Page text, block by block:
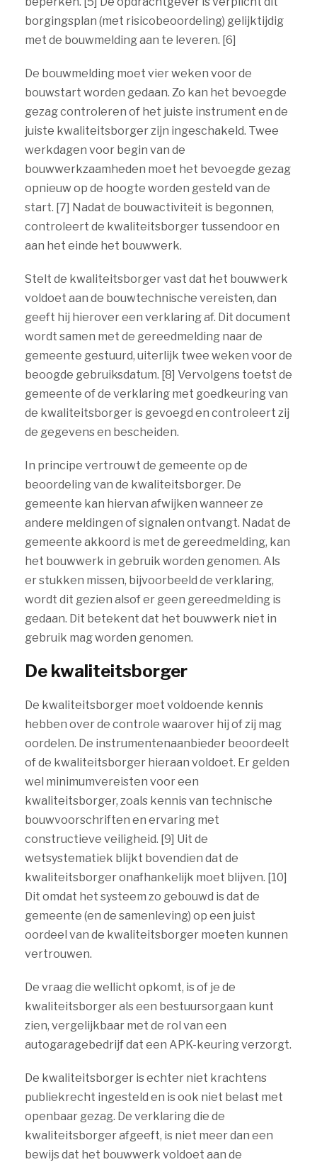
borgingsplan (met risicobeoordeling) gelijktijdig
met de bouwmelding aan te leveren. [6]
De bouwmelding moet vier weken voor de
bouwstart worden gedaan. Zo kan het bevoegde
gezag controleren of het juiste instrument en de
juiste kwaliteitsborger zijn ingeschakeld. Twee
werkdagen voor begin van de
bouwwerkzaamheden moet het bevoegde gezag
opnieuw op de hoogte worden gesteld van de
start. [7] Nadat de bouwactiviteit is begonnen,
controleert de kwaliteitsborger tussendoor en
aan het einde het bouwwerk.
Stelt de kwaliteitsborger vast dat het bouwwerk
voldoet aan de bouwtechnische vereisten, dan
geeft hij hierover een verklaring af. Dit document
wordt samen met de gereedmelding naar de
gemeente gestuurd, uiterlijk twee weken voor de
beoogde gebruiksdatum. [8] Vervolgens toetst de
gemeente of de verklaring met goedkeuring van
de kwaliteitsborger is gevoegd en controleert zij
de gegevens en bescheiden.
In principe vertrouwt de gemeente op de
beoordeling van de kwaliteitsborger. De
gemeente kan hiervan afwijken wanneer ze
andere meldingen of signalen ontvangt. Nadat de
gemeente akkoord is met de gereedmelding, kan
het bouwwerk in gebruik worden genomen. Als
er stukken missen, bijvoorbeeld de verklaring,
wordt dit gezien alsof er geen gereedmelding is
gedaan. Dit betekent dat het bouwwerk niet in
gebruik mag worden genomen.
De kwaliteitsborger
De kwaliteitsborger moet voldoende kennis
hebben over de controle waarover hij of zij mag
oordelen. De instrumentenaanbieder beoordeelt
of de kwaliteitsborger hieraan voldoet. Er gelden
wel minimumvereisten voor een
kwaliteitsborger, zoals kennis van technische
bouwvoorschriften en ervaring met
constructieve veiligheid. [9] Uit de
wetsystematiek blijkt bovendien dat de
kwaliteitsborger onafhankelijk moet blijven. [10]
Dit omdat het systeem zo gebouwd is dat de
gemeente (en de samenleving) op een juist
oordeel van de kwaliteitsborger moeten kunnen
vertrouwen.
De vraag die wellicht opkomt, is of je de
kwaliteitsborger als een bestuursorgaan kunt
zien, vergelijkbaar met de rol van een
autogaragebedrijf dat een APK-keuring verzorgt.
De kwaliteitsborger is echter niet krachtens
publiekrecht ingesteld en is ook niet belast met
openbaar gezag. De verklaring die de
kwaliteitsborger afgeeft, is niet meer dan een
bewijs dat het bouwwerk voldoet aan de